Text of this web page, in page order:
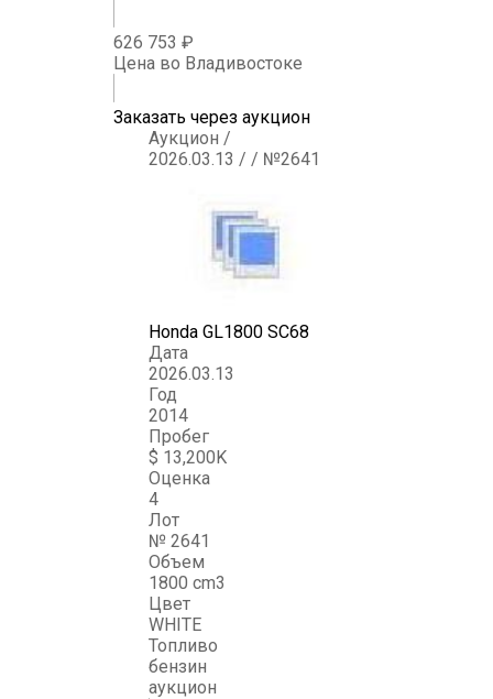
626 753 ₽
Цена во Владивостоке
Заказать через аукцион
Аукцион /
2026.03.13 / / №2641
Honda GL1800 SC68
Дата
2026.03.13
Год
2014
Пробег
$ 13,200K
Оценка
4
Лот
№ 2641
Объем
1800 cm3
Цвет
WHITE
Топливо
бензин
аукцион